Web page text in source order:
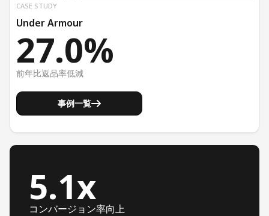
CASE STUDY
Under Armour
27.0%
前年比返品率低減
事例一覧
5.1x
コンバージョン率向上